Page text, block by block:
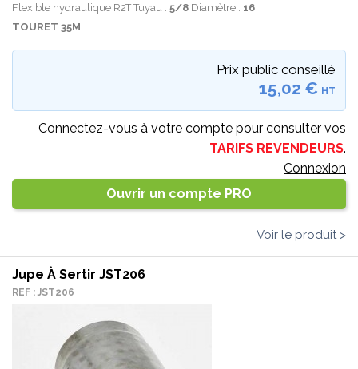
Flexible hydraulique R2T Tuyau : 5/8 Diamètre : 16
TOURET 35M
Prix public conseillé
15,02 € HT
Connectez-vous à votre compte pour consulter vos
TARIFS REVENDEURS.
Connexion
Ouvrir un compte PRO
Voir le produit >
Jupe À Sertir JST206
REF : JST206